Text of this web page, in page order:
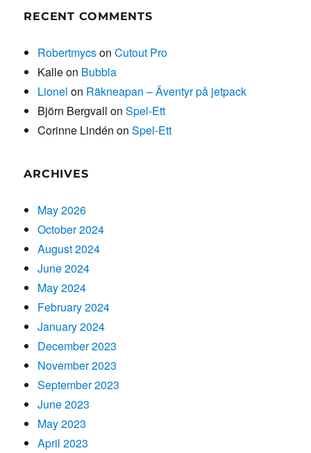
RECENT COMMENTS
RobertmycsonCutout Pro
Kalleon Bubbla
Lionel on Räkneapan – Äventyr på jetpack
Björn Bergvall onSpel-Ett
Corinne Lindén onSpel-Ett
ARCHIVES
May 2026
October 2024
August 2024
June 2024
May 2024
February 2024
January 2024
December 2023
November 2023
September 2023
June 2023
May 2023
April 2023